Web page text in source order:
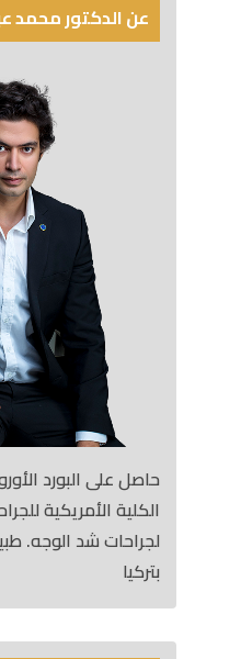
عن الدكتور محمد
حاصل على البورد
الكلية الأمريكية
لجراحات شد الوجه.
بتركيا